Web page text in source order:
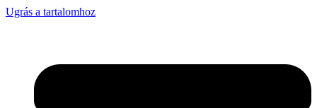
Ugrás a tartalomhoz